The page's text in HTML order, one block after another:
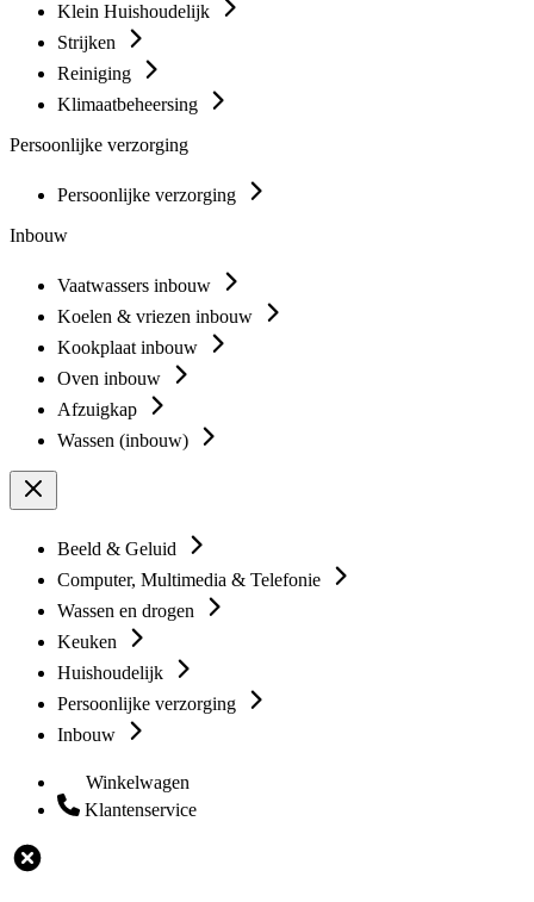
Klein Huishoudelijk
Strijken
Reiniging
Klimaatbeheersing
Persoonlijke verzorging
Persoonlijke verzorging
Inbouw
Vaatwassers inbouw
Koelen & vriezen inbouw
Kookplaat inbouw
Oven inbouw
Afzuigkap
Wassen (inbouw)
Beeld & Geluid
Computer, Multimedia & Telefonie
Wassen en drogen
Keuken
Huishoudelijk
Persoonlijke verzorging
Inbouw
Winkelwagen
Klantenservice